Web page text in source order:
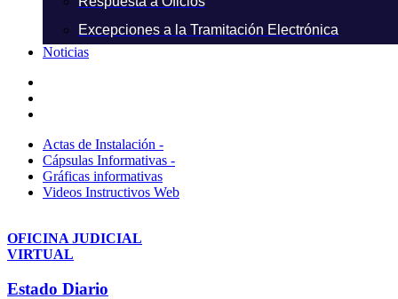
Excepciones a la Tramitación Electrónica
Noticias
Actas de Instalación -
Cápsulas Informativas -
Gráficas informativas
Videos Instructivos Web
OFICINA JUDICIAL
VIRTUAL
Estado Diario